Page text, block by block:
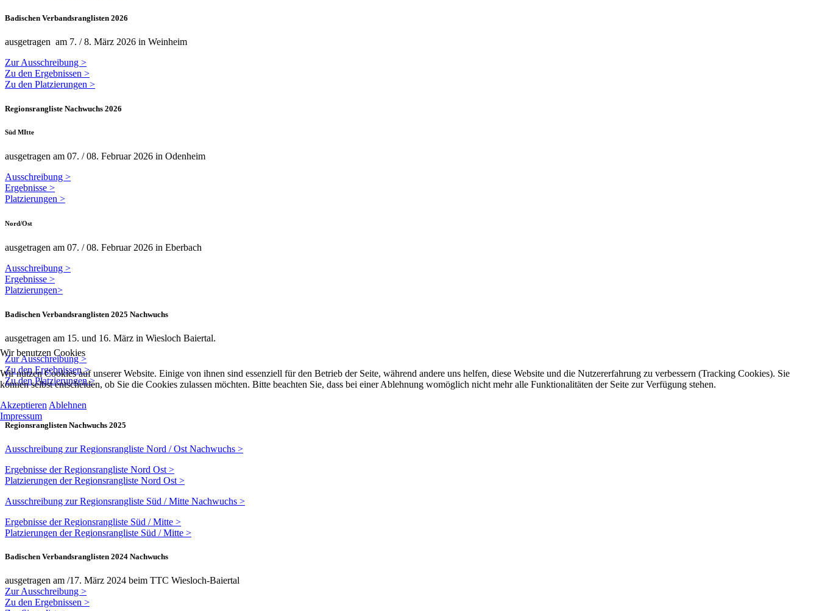
Badischen Verbandsranglisten 2026
ausgetragen am 7. / 8. März 2026 in Weinheim
Zur Ausschreibung >
Zu den Ergebnissen >
Zu den Platzierungen >
Regionsrangliste Nachwuchs 2026
Süd MItte
ausgetragen am 07. / 08. Februar 2026 in Odenheim
Ausschreibung >
Ergebnisse >
Platzierungen >
Nord/Ost
ausgetragen am 07. / 08. Februar 2026 in Eberbach
Ausschreibung >
Ergebnisse >
Platzierungen>
Badischen Verbandsranglisten 2025 Nachwuchs
ausgetragen am 15. und 16. März in Wiesloch Baiertal.
Zur Ausschreibung >
Zu den Ergebnissen >
Zu den Platzierungen >
Regionsranglisten Nachwuchs 2025
Ausschreibung zur Regionsrangliste Nord / Ost Nachwuchs >
Ergebnisse der Regionsrangliste Nord Ost >
Platzierungen der Regionsrangliste Nord Ost >
Ausschreibung zur Regionsrangliste Süd / Mitte Nachwuchs >
Ergebnisse der Regionsrangliste Süd / Mitte >
Platzierungen der Regionsrangliste Süd / Mitte >
Badischen Verbandsranglisten 2024 Nachwuchs
ausgetragen am /17. März 2024 beim TTC Wiesloch-Baiertal
Zur Ausschreibung >
Zu den Ergebnissen >
Wir benutzen Cookies
Wir nutzen Cookies auf unserer Website. Einige von ihnen sind essenziell für den Betrieb der Seite, während andere uns helfen, diese Website und die Nutzererfahrung zu verbessern (Tracking Cookies). Sie
können selbst entscheiden, ob Sie die Cookies zulassen möchten. Bitte beachten Sie, dass bei einer Ablehnung womöglich nicht mehr alle Funktionalitäten der Seite zur Verfügung stehen.
Akzeptieren Ablehnen
Impressum